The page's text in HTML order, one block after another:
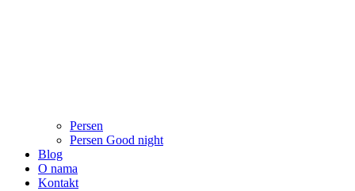
Persen
Persen Good night
Blog
O nama
Kontakt